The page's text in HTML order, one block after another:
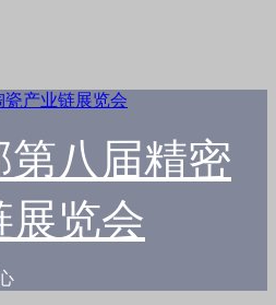
第八届精密
展览会